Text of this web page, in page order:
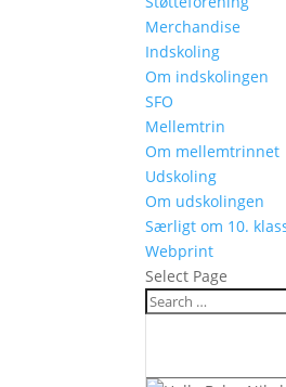
Merchandise
Indskoling
Om indskolingen
SFO
Mellemtrin
Om mellemtrinnet
Udskoling
Om udskolingen
Særligt om 10.
Webprint
Select Page